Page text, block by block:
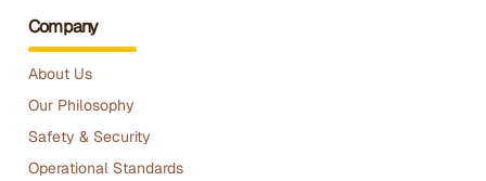
Company
About Us
Our Philosophy
Safety & Security
Operational Standards